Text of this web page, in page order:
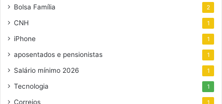
Bolsa Família 2
CNH 1
iPhone 1
aposentados e pensionistas 1
Salário mínimo 2026 1
Tecnologia 1
Correios